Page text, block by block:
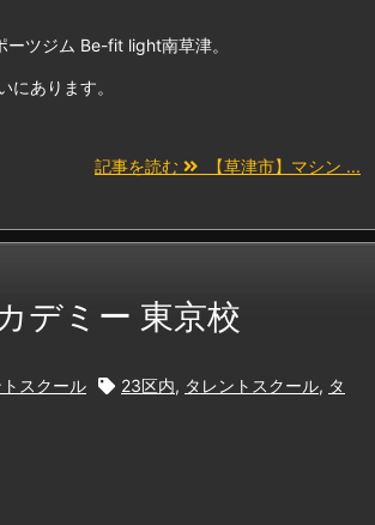
ツジム Be-fit light南草津。
にあります。
記事を読む
【草津市】マシン ...
デミー 東京校
スクール 23区内, タレントスクール, タ